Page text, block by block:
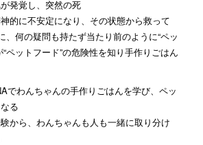
発覚し、突然の死
的に不安定になり、その状態から救って
、何の疑問も持たず当たり前のように“ペッ
“ペットフード”の危険性を知り手作りごはん
でわんちゃんの手作りごはんを学び、ペッ
る
から、わんちゃんも人も一緒に取り分け